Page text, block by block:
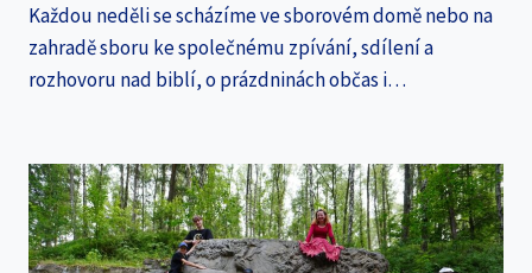
Každou neděli se scházíme ve sborovém domě nebo na
zahradě sboru ke společnému zpívání, sdílení a
rozhovoru nad biblí, o prázdninách občas i…